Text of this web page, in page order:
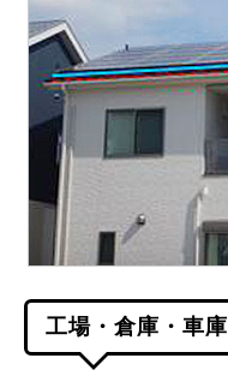
工場・倉庫・車庫